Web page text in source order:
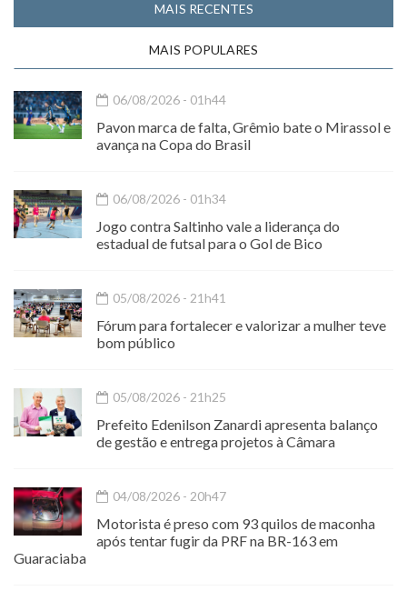
MAIS RECENTES
MAIS POPULARES
06/08/2026 - 01h44
Pavon marca de falta, Grêmio bate o Mirassol e
avança na Copa do Brasil
06/08/2026 - 01h34
Jogo contra Saltinho vale a liderança do
estadual de futsal para o Gol de Bico
05/08/2026 - 21h41
Fórum para fortalecer e valorizar a mulher teve
bom público
05/08/2026 - 21h25
Prefeito Edenilson Zanardi apresenta balanço
de gestão e entrega projetos à Câmara
04/08/2026 - 20h47
Motorista é preso com 93 quilos de maconha
após tentar fugir da PRF na BR-163 em
Guaraciaba